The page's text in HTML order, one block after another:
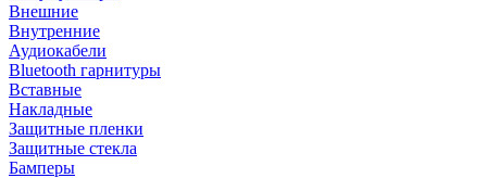
Внешние
Внутренние
Аудиокабели
Bluetooth гарнитуры
Вставные
Накладные
Защитные пленки
Защитные стекла
Бамперы